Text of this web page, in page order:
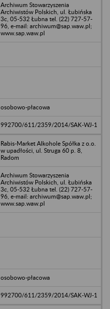
Archiwum Stowarzyszenia
Archiwistów Polskich, ul. Łubińska
3c, 05-532 Łubna tel. (22) 727-57-
96, e-mail: archiwum@sap.waw.pl;
www.sap.waw.pl
osobowo-płacowa
992700/611/2359/2014/SAK-WJ-1
Rabis-Market Alkohole Spółka z o.o.
w upadłości, ul. Struga 60 p. 8,
Radom
Archiwum Stowarzyszenia
Archiwistów Polskich, ul. Łubińska
3c, 05-532 Łubna tel. (22) 727-57-
96, e-mail: archiwum@sap.waw.pl;
www.sap.waw.pl
osobowo-płacowa
992700/611/2359/2014/SAK-WJ-1